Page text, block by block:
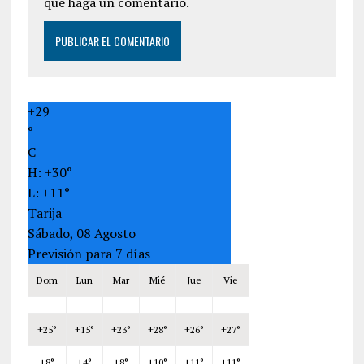
+29
°
C
H: +30°
L: +11°
Tarija
Sábado, 08 Agosto
Previsión para 7 días
Dom Lun Mar Mié Jue Vie
+25° +15° +23° +28° +26° +27°